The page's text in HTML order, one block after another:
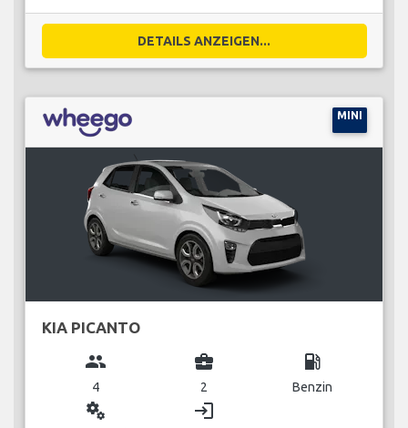
DETAILS ANZEIGEN...
MINI
KIA PICANTO
group
4
business_center
2
local_gas_station
Benzin
miscellaneous_services login